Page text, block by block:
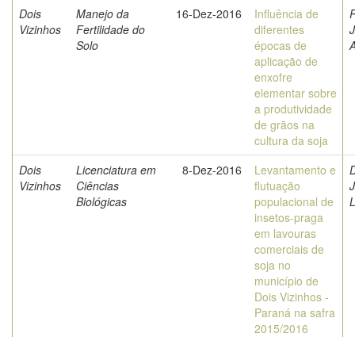
Dois
Vizinhos
Manejo da
Fertilidade do
Solo
16-Dez-2016
Influência de
diferentes
épocas de
aplicação de
enxofre
elementar sobre
a produtividade
de grãos na
cultura da soja
Dois
Vizinhos
Licenciatura em
Ciências
Biológicas
8-Dez-2016
Levantamento e
flutuação
populacional de
insetos-praga
em lavouras
comerciais de
soja no
município de
Dois Vizinhos -
Paraná na safra
2015/2016